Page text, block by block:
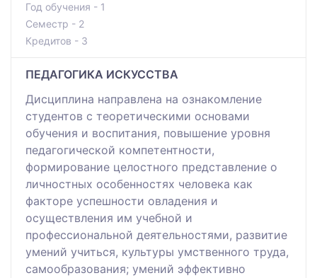
Год обучения - 1
Семестр - 2
Кредитов - 3
ПЕДАГОГИКА ИСКУССТВА
Дисциплина направлена на ознакомление
студентов с теоретическими основами
обучения и воспитания, повышение уровня
педагогической компетентности,
формирование целостного представление о
личностных особенностях человека как
факторе успешности овладения и
осуществления им учебной и
профессиональной деятельностями, развитие
умений учиться, культуры умственного труда,
самообразования; умений эффективно